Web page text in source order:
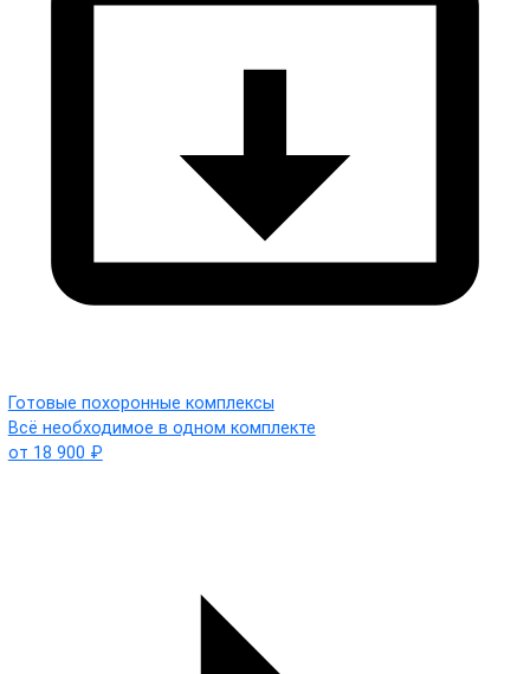
Готовые похоронные комплексы
Всё необходимое в одном комплекте
от 18 900 ₽